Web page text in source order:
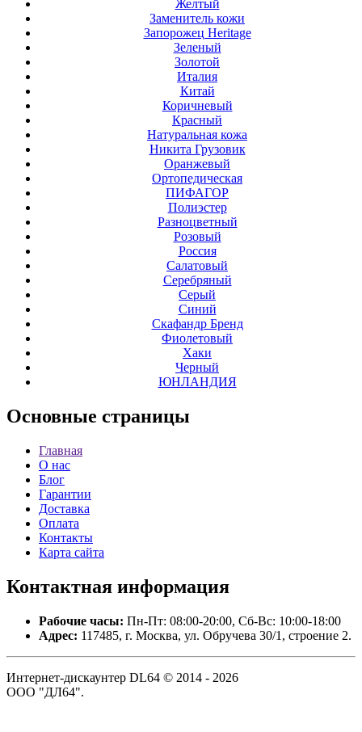
Желтый
Заменитель кожи
Запорожец Heritage
Зеленый
Золотой
Италия
Китай
Коричневый
Красный
Натуральная кожа
Никита Грузовик
Оранжевый
Ортопедическая
ПИФАГОР
Полиэстер
Разноцветный
Розовый
Россия
Салатовый
Серебряный
Серый
Синий
Скафандр Бренд
Фиолетовый
Хаки
Черный
ЮНЛАНДИЯ
Основные страницы
Главная
О нас
Блог
Гарантии
Доставка
Оплата
Контакты
Карта сайта
Контактная информация
Рабочие часы: Пн-Пт: 08:00-20:00, Сб-Вс: 10:00-18:00
Адрес: 117485, г. Москва, ул. Обручева 30/1, строение 2.
Интернет-дискаунтер DL64 © 2014 - 2026
ООО "ДЛ64".